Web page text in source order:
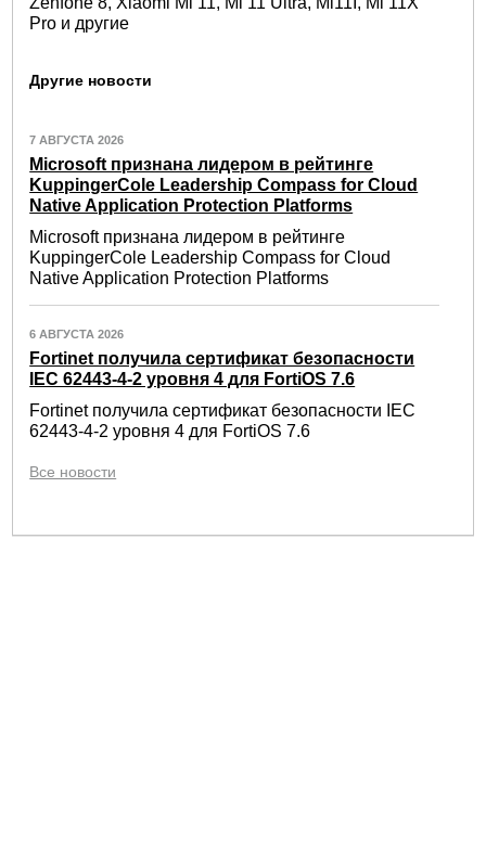
Pro и другие
Другие новости
7 АВГУСТА 2026
Microsoft признана лидером в рейтинге
KuppingerCole Leadership Compass for Cloud
Native Application Protection Platforms
Microsoft признана лидером в рейтинге
KuppingerCole Leadership Compass for Cloud
Native Application Protection Platforms
6 АВГУСТА 2026
Fortinet получила сертификат безопасности
IEC 62443-4-2 уровня 4 для FortiOS 7.6
Fortinet получила сертификат безопасности IEC
62443-4-2 уровня 4 для FortiOS 7.6
Все новости